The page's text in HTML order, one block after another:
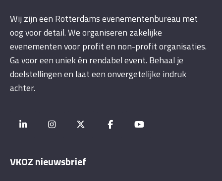
Wij zijn een Rotterdams evenementenbureau met
oog voor detail. We organiseren zakelijke
evenementen voor profit en non-profit organisaties.
Ga voor een uniek én rendabel event. Behaal je
doelstellingen en laat een onvergetelijke indruk
achter.
VKOZ nieuwsbrief